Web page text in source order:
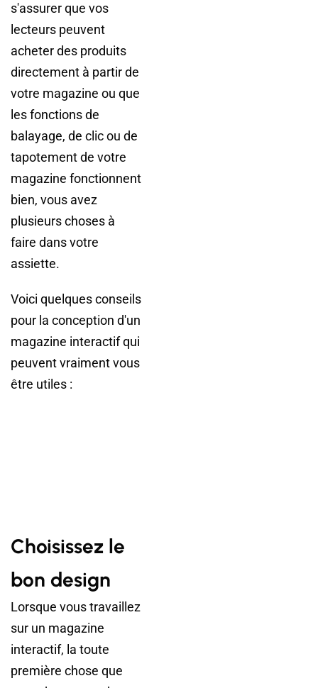
s'assurer que vos
lecteurs peuvent
acheter des produits
directement à partir de
votre magazine ou que
les fonctions de
balayage, de clic ou de
tapotement de votre
magazine fonctionnent
bien, vous avez
plusieurs choses à
faire dans votre
assiette.
Voici quelques conseils
pour la conception d'un
magazine interactif qui
peuvent vraiment vous
être utiles :
Choisissez le
bon design
Lorsque vous travaillez
sur un magazine
interactif, la toute
première chose que